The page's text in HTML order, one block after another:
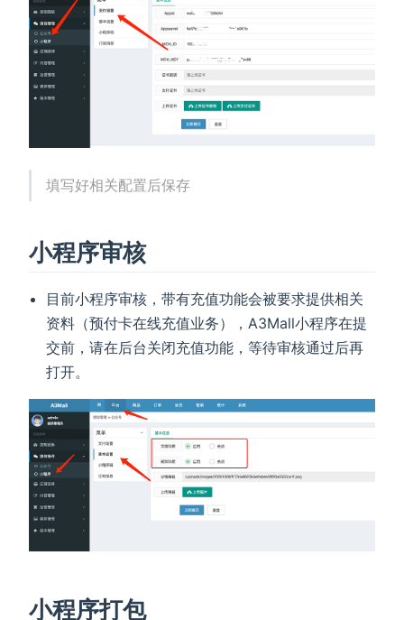
填写好相关配置后保存
小程序审核
目前小程序审核，带有充值功能会被要求提供相关
资料（预付卡在线充值业务），A3Mall小程序在提
交前，请在后台关闭充值功能，等待审核通过后再
打开。
小程序打包